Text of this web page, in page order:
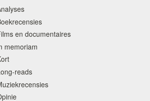
en documentaires
memoriam
reads